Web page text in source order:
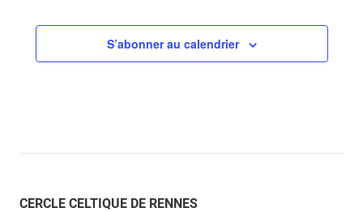
S’abonner au calendrier
CERCLE CELTIQUE DE RENNES